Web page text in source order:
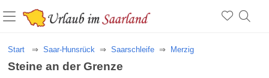
Start Saar-Hunsrück Saarschleife Merzig
Steine an der Grenze